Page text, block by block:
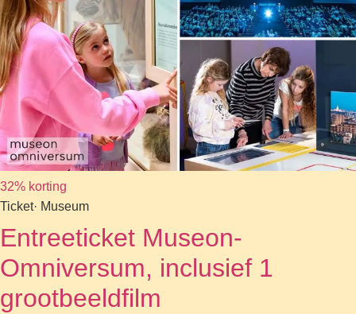
32% korting
Ticket· Museum
Entreeticket Museon-
Omniversum, inclusief 1
grootbeeldfilm